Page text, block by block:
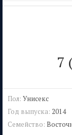
7
Пол: Унисекс
Год выпуска: 2014
Семейство: